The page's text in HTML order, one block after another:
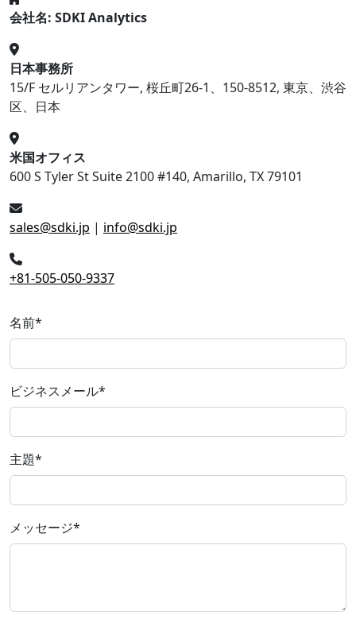
会社名: SDKI Analytics
日本事務所
15/F セルリアンタワー, 桜丘町26-1、150-8512, 東京、渋谷
区、日本
米国オフィス
600 S Tyler St Suite 2100 #140, Amarillo, TX 79101
sales@sdki.jp | info@sdki.jp
+81-505-050-9337
名前*
ビジネスメール*
主題*
メッセージ*